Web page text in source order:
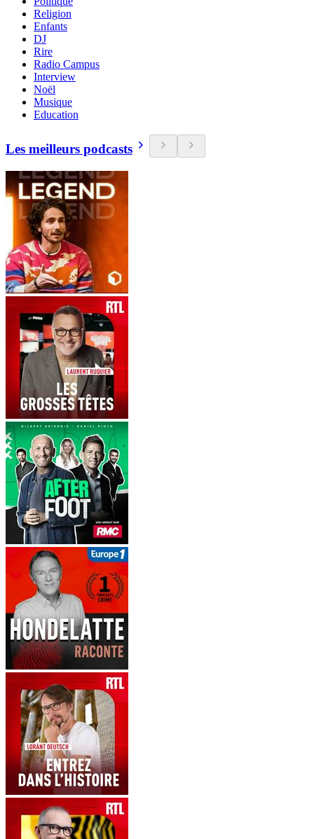
Religion
Enfants
DJ
Rire
Radio Campus
Interview
Noël
Musique
Education
Les meilleurs podcasts